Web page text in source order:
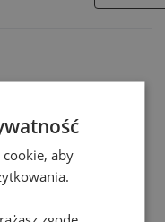
aby
zgodę